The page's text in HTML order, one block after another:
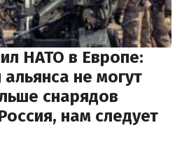
НАТО в Европе:
не могут
снарядов
нам следует